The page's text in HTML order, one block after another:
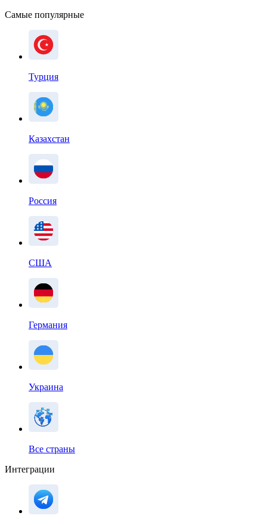
Самые популярные
Турция
Казахстан
Россия
США
Германия
Украина
Все страны
Интеграции